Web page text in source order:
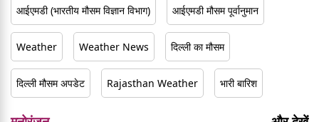
आईएमडी (भारतीय मौसम विज्ञान विभाग) आईएमडी मौसम पूर्वानुमान
Weather Weather News दिल्ली का मौसम
दिल्ली मौसम अपडेट Rajasthan Weather भारी बारिश